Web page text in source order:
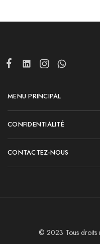
MENU PRINCIPAL
CONFIDENTIALITÉ
CONTACTEZ-NOUS
© 2023 Tous droits